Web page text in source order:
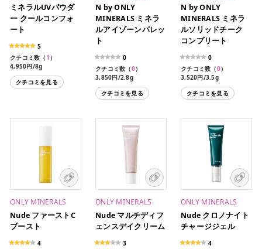
ミネラルUVパウダ
ー クールコンフォ
ート
5
クチコミ数（1 ）
4,950円/8g
クチコミを見る
N by ONLY
MINERALS ミネラ
ルアイゾーンパレッ
ト
0
クチコミ数（0）
3,850円/2.8g
クチコミを見る
N by ONLY
MINERALS ミネラ
ルソリッドチーク
コンプリート
0
クチコミ数（0）
3,520円/3.5g
クチコミを見る
ONLY MINERALS
Nude ファーストC
ブースト
4
ONLY MINERALS
Nude マルチディフ
ェンスデイクリーム
3
ONLY MINERALS
Nude クロノナイト
チャージジェル
4